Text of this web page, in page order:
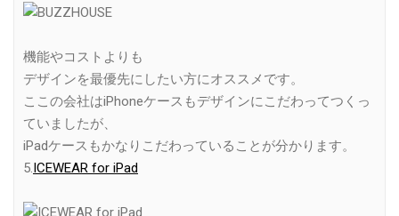
機能やコストよりも
デザインを最優先にしたい方にオススメです。
ここの会社はiPhoneケースもデザインにこだわってつくっ
ていましたが、
iPadケースもかなりこだわっていることが分かります。
5.ICEWEAR for iPad